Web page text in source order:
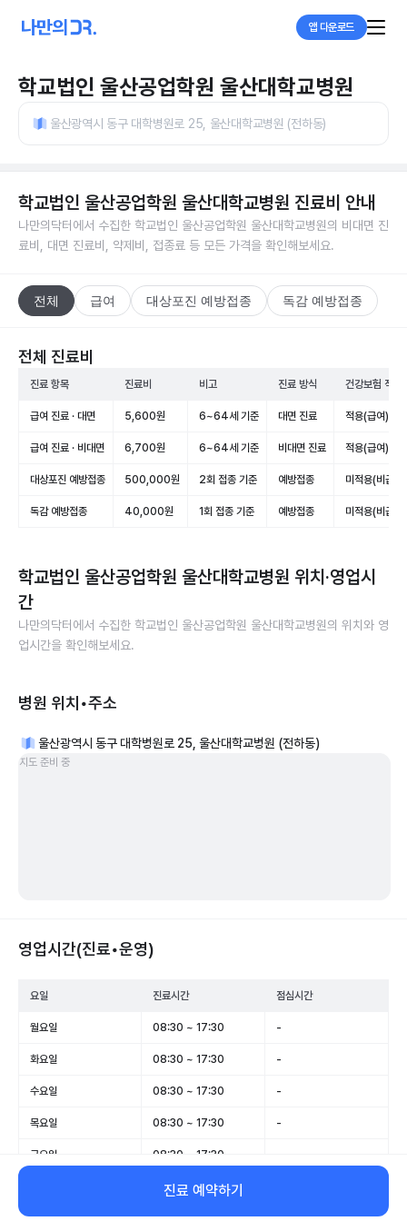
앱 다운로드
학교법인 울산공업학원 울산대학교병원
울산광역시 동구 대학병원로 25, 울산대학교병원 (전하동)
학교법인 울산공업학원 울산대학교병원 진료비 안내
나만의닥터에서 수집한 학교법인 울산공업학원 울산대학교병원의 비대면 진
료비, 대면 진료비, 약제비, 접종료 등 모든 가격을 확인해보세요.
전체 급여 대상포진 예방접종 독감 예방접종
전체 진료비
진료 항목 진료비 비고 진료 방식 건강보험 적용
급여 진료 · 대면 5,600원 6~64세 기준 대면 진료 적용(급여)
급여 진료 · 비대면 6,700원 6~64세 기준 비대면 진료 적용(급여)
대상포진 예방접종 500,000원 2회 접종 기준 예방접종 미적용(비급여)
독감 예방접종 40,000원 1회 접종 기준 예방접종 미적용(비급여)
학교법인 울산공업학원 울산대학교병원 위치·영업시
간
나만의닥터에서 수집한 학교법인 울산공업학원 울산대학교병원의 위치와 영
업시간을 확인해보세요.
병원 위치•주소
울산광역시 동구 대학병원로 25, 울산대학교병원 (전하동)
지도 준비 중
영업시간(진료•운영)
요일 진료시간 점심시간
월요일 08:30 ~ 17:30 -
화요일 08:30 ~ 17:30 -
수요일 08:30 ~ 17:30 -
목요일 08:30 ~ 17:30 -
금요일 08:30 ~ 17:30
휴무
일요일 휴무 -
진료 예약하기